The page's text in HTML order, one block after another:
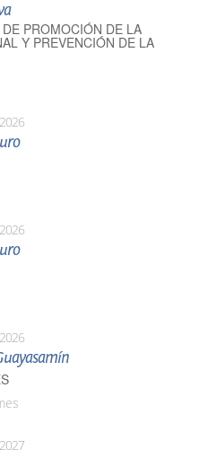
PROMOCIÓN DE LA
Y PREVENCIÓN DE LA